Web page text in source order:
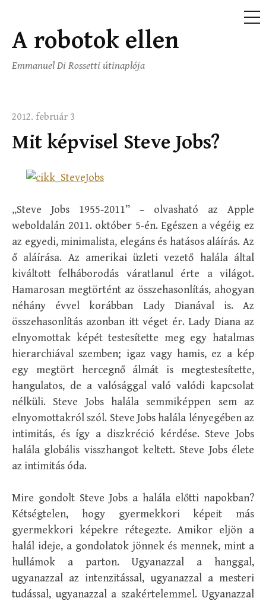
Ugrás
a
tartalomhoz
A robotok ellen
Emmanuel Di Rossetti útinaplója
2012. február 3
Mit képvisel Steve Jobs?
„Steve Jobs 1955-2011” – olvasható az Apple
weboldalán 2011. október 5-én. Egészen a végéig ez
az egyedi, minimalista, elegáns és hatásos aláírás. Az
ő aláírása. Az amerikai üzleti vezető halála által
kiváltott felháborodás váratlanul érte a világot.
Hamarosan megtörtént az összehasonlítás, ahogyan
néhány évvel korábban Lady Dianával is. Az
összehasonlítás azonban itt véget ér. Lady Diana az
elnyomottak képét testesítette meg egy hatalmas
hierarchiával szemben; igaz vagy hamis, ez a kép
egy megtört hercegnő álmát is megtestesítette,
hangulatos, de a valósággal való valódi kapcsolat
nélküli. Steve Jobs halála semmiképpen sem az
elnyomottakról szól. Steve Jobs halála lényegében az
intimitás, és így a diszkréció kérdése. Steve Jobs
halála globális visszhangot keltett. Steve Jobs élete
az intimitás óda.
Mire gondolt Steve Jobs a halála előtti napokban?
Kétségtelen, hogy gyermekkori képeit más
gyermekkori képekre rétegezte. Amikor eljön a
halál ideje, a gondolatok jönnek és mennek, mint a
hullámok a parton. Ugyanazzal a hanggal,
ugyanazzal az intenzitással, ugyanazzal a mesteri
tudással, ugyanazzal a szakértelemmel. Ugyanazzal